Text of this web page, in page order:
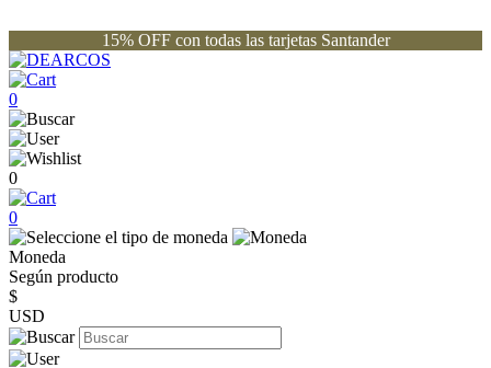
15% OFF con todas las tarjetas Santander
0
0
0
Moneda
Según producto
$
USD